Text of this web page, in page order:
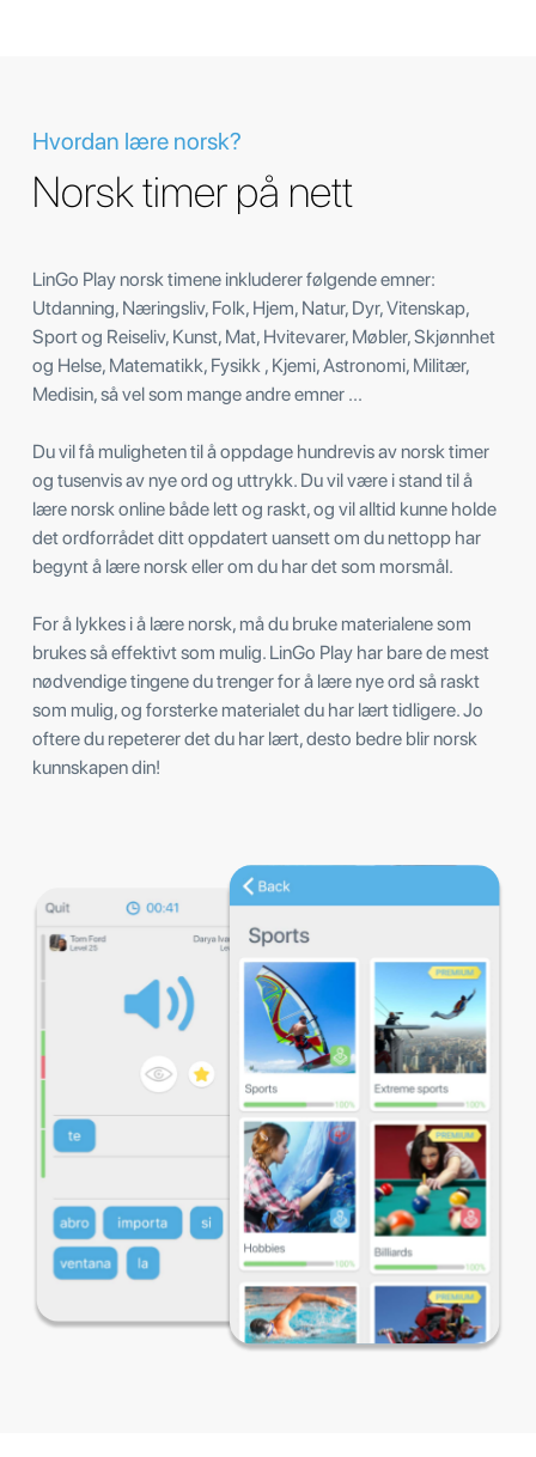
Hvordan lære norsk?
Norsk timer på nett
LinGo Play norsk timene inkluderer følgende emner:
Utdanning, Næringsliv, Folk, Hjem, Natur, Dyr, Vitenskap,
Sport og Reiseliv, Kunst, Mat, Hvitevarer, Møbler, Skjønnhet
og Helse, Matematikk, Fysikk , Kjemi, Astronomi, Militær,
Medisin, så vel som mange andre emner ...
Du vil få muligheten til å oppdage hundrevis av norsk timer
og tusenvis av nye ord og uttrykk. Du vil være i stand til å
lære norsk online både lett og raskt, og vil alltid kunne holde
det ordforrådet ditt oppdatert uansett om du nettopp har
begynt å lære norsk eller om du har det som morsmål.
For å lykkes i å lære norsk, må du bruke materialene som
brukes så effektivt som mulig. LinGo Play har bare de mest
nødvendige tingene du trenger for å lære nye ord så raskt
som mulig, og forsterke materialet du har lært tidligere. Jo
oftere du repeterer det du har lært, desto bedre blir norsk
kunnskapen din!